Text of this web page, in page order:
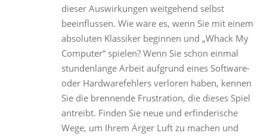
dieser Auswirkungen weitgehend selbst
beeinflussen. Wie wäre es, wenn Sie mit einem
absoluten Klassiker beginnen und „Whack My
Computer“ spielen? Wenn Sie schon einmal
stundenlange Arbeit aufgrund eines Software-
oder Hardwarefehlers verloren haben, kennen
Sie die brennende Frustration, die dieses Spiel
antreibt. Finden Sie neue und erfinderische
Wege, um Ihrem Ärger Luft zu machen und